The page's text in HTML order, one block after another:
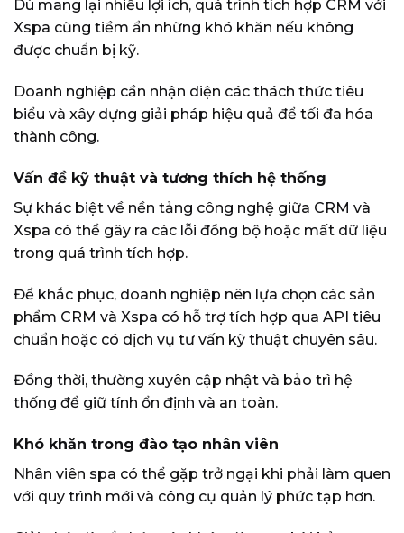
Dù mang lại nhiều lợi ích, quá trình tích hợp CRM với
Xspa cũng tiềm ẩn những khó khăn nếu không
được chuẩn bị kỹ.
Doanh nghiệp cần nhận diện các thách thức tiêu
biểu và xây dựng giải pháp hiệu quả để tối đa hóa
thành công.
Vấn đề kỹ thuật và tương thích hệ thống
Sự khác biệt về nền tảng công nghệ giữa CRM và
Xspa có thể gây ra các lỗi đồng bộ hoặc mất dữ liệu
trong quá trình tích hợp.
Để khắc phục, doanh nghiệp nên lựa chọn các sản
phẩm CRM và Xspa có hỗ trợ tích hợp qua API tiêu
chuẩn hoặc có dịch vụ tư vấn kỹ thuật chuyên sâu.
Đồng thời, thường xuyên cập nhật và bảo trì hệ
thống để giữ tính ổn định và an toàn.
Khó khăn trong đào tạo nhân viên
Nhân viên spa có thể gặp trở ngại khi phải làm quen
với quy trình mới và công cụ quản lý phức tạp hơn.